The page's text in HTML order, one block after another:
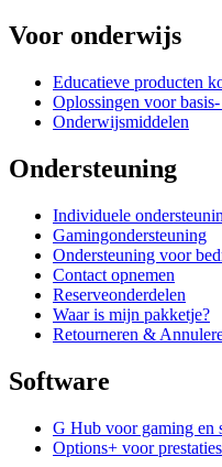
Voor onderwijs
Educatieve producten
Oplossingen voor
Onderwijsmiddelen
Ondersteuning
Individuele
Gamingondersteuning
Ondersteuning voor
Contact opnemen
Reserveonderdelen
Waar is mijn pakketje?
Retourneren &
Software
G Hub voor gaming en
Options+ voor prestaties